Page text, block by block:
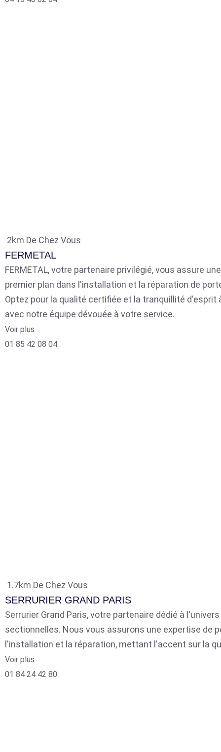
2km De Chez Vous
FERMETAL
FERMETAL, votre partenaire privilégié, vous assure
premier plan dans l'installation et la réparation de
Optez pour la qualité certifiée et la tranquillité d'esprit
avec notre équipe dévouée à votre service.
Voir plus
01 85 42 08 04
1.7km De Chez Vous
SERRURIER GRAND PARIS
Serrurier Grand Paris, votre partenaire dédié à
sectionnelles. Nous vous assurons une expertise de
l'installation et la réparation, mettant l'accent sur la
Voir plus
01 84 24 42 80